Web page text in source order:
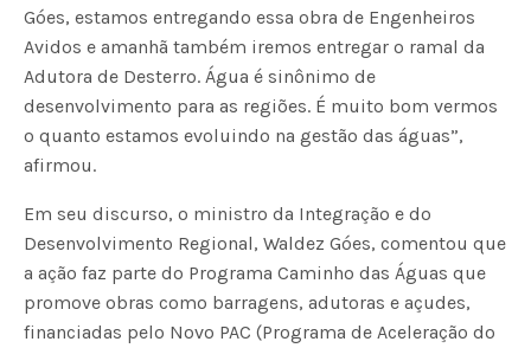
Góes, estamos entregando essa obra de Engenheiros
Avidos e amanhã também iremos entregar o ramal da
Adutora de Desterro. Água é sinônimo de
desenvolvimento para as regiões. É muito bom vermos
o quanto estamos evoluindo na gestão das águas”,
afirmou.
Em seu discurso, o ministro da Integração e do
Desenvolvimento Regional, Waldez Góes, comentou que
a ação faz parte do Programa Caminho das Águas que
promove obras como barragens, adutoras e açudes,
financiadas pelo Novo PAC (Programa de Aceleração do